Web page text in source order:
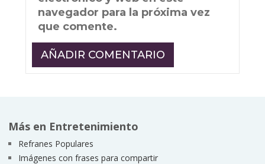
navegador para la próxima vez
que comente.
Más en Entretenimiento
Refranes Populares
Imágenes con frases para compartir